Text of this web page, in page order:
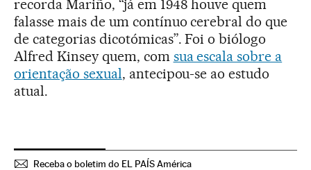
recorda Mariño, “já em 1948 houve quem
falasse mais de um contínuo cerebral do que
de categorias dicotómicas”. Foi o biólogo
Alfred Kinsey quem, com sua escala sobre a
orientação sexual, antecipou-se ao estudo
atual.
Receba o boletim do EL PAÍS América